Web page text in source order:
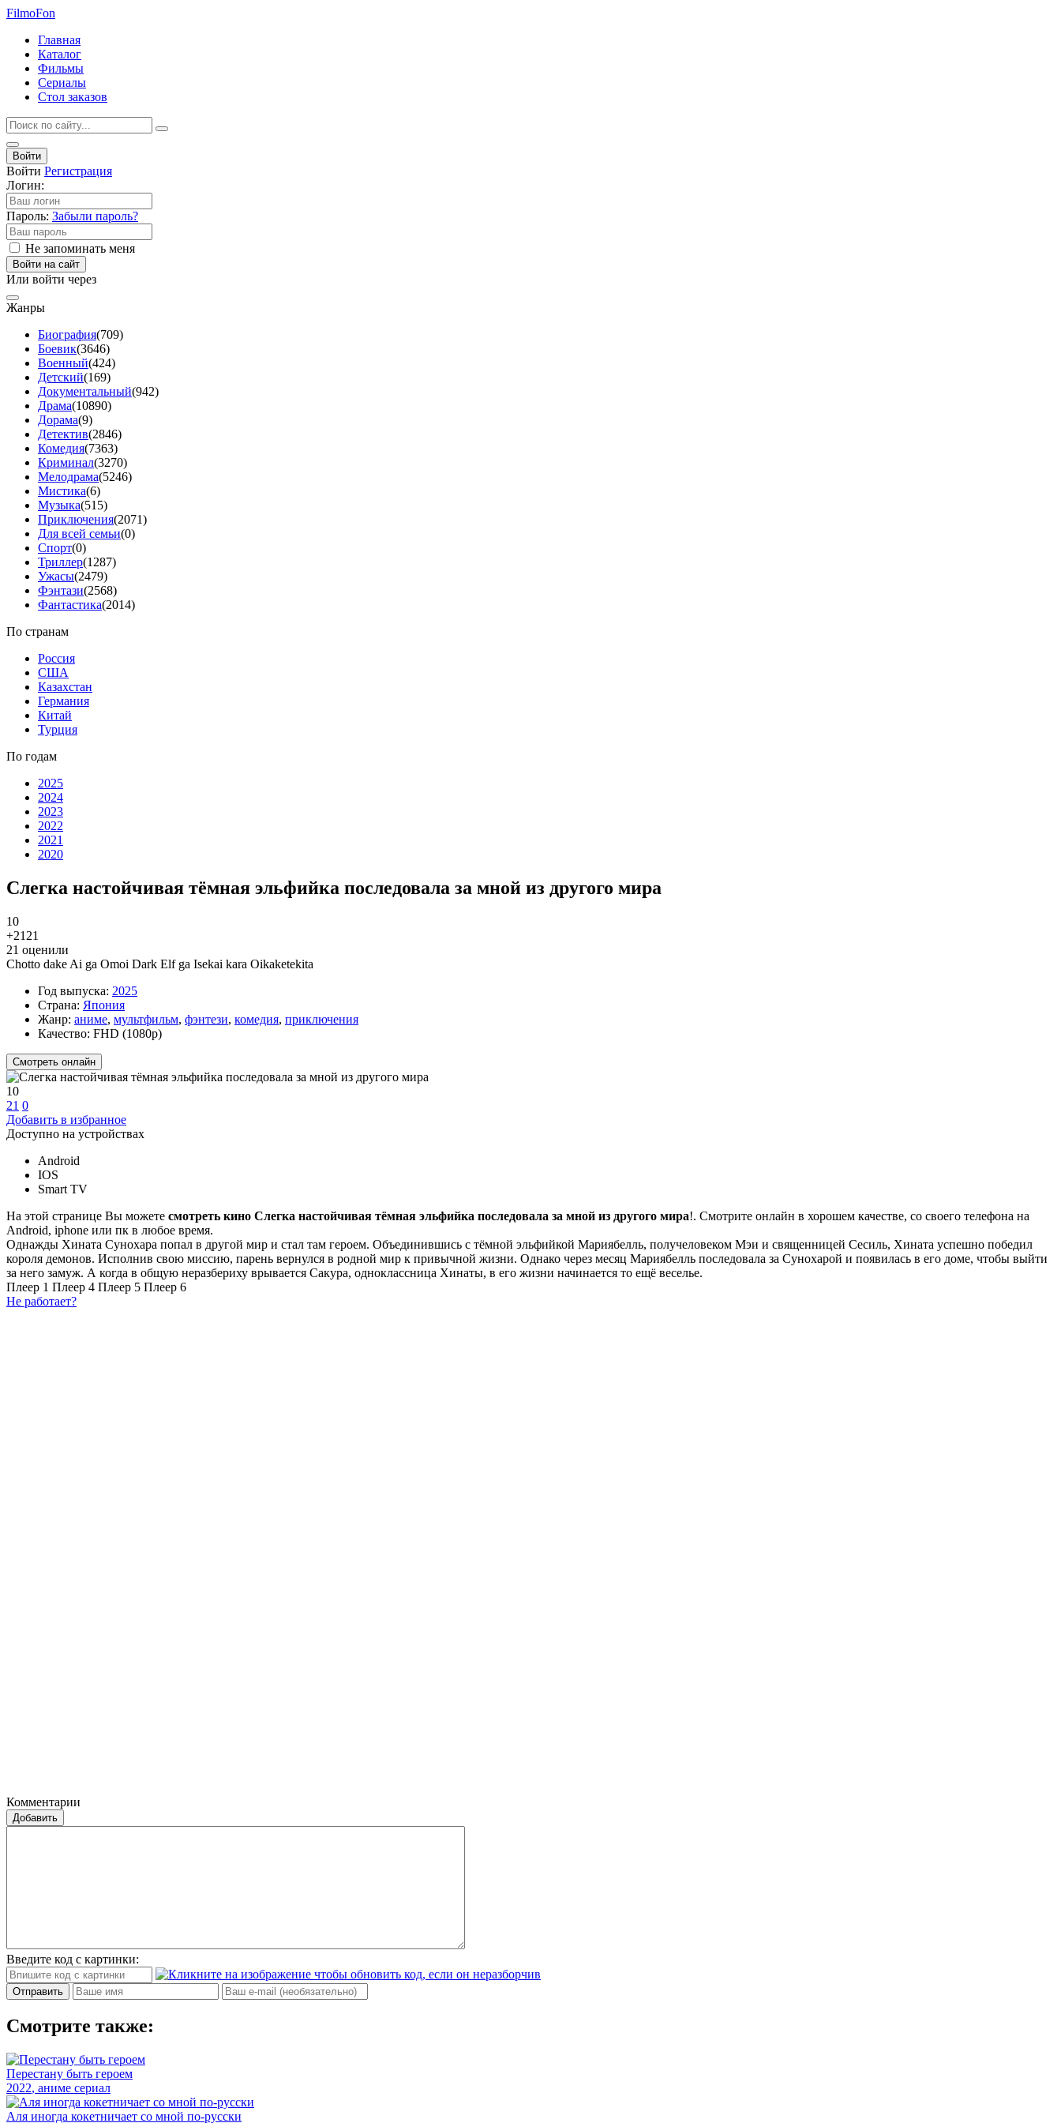
FilmoFon
Главная
Каталог
Фильмы
Сериалы
Стол заказов
Войти
Войти Регистрация
Логин:
Пароль: Забыли пароль?
Не запоминать меня
Войти на сайт
Или войти через
Жанры
Биография(709)
Боевик(3646)
Военный(424)
Детский(169)
Документальный(942)
Драма(10890)
Дорама(9)
Детектив(2846)
Комедия(7363)
Криминал(3270)
Мелодрама(5246)
Мистика(6)
Музыка(515)
Приключения(2071)
Для всей семьи(0)
Спорт(0)
Триллер(1287)
Ужасы(2479)
Фэнтази(2568)
Фантастика(2014)
По странам
Россия
США
Казахстан
Германия
Китай
Турция
По годам
2025
2024
2023
2022
2021
2020
Слегка настойчивая тёмная эльфийка последовала за мной из другого мира
10
+21 21
21 оценили
Chotto dake Ai ga Omoi Dark Elf ga Isekai kara Oikaketekita
Год выпуска: 2025
Страна: Япония
Жанр: аниме, мультфильм, фэнтези, комедия, приключения
Качество: FHD (1080p)
Смотреть онлайн
10
21 0
Добавить в избранное
Доступно на устройствах
Android
IOS
Smart TV
На этой странице Вы можете смотреть кино Слегка настойчивая тёмная эльфийка последовала за мной из другого мира!. Смотрите онлайн в хорошем качестве, со своего телефона на
Android, iphone или пк в любое время.
Однажды Хината Сунохара попал в другой мир и стал там героем. Объединившись с тёмной эльфийкой Мариябелль, получеловеком Мэи и священницей Сесиль, Хината успешно победил
короля демонов. Исполнив свою миссию, парень вернулся в родной мир к привычной жизни. Однако через месяц Мариябелль последовала за Сунохарой и появилась в его доме, чтобы выйти
за него замуж. А когда в общую неразбериху врывается Сакура, одноклассница Хинаты, в его жизни начинается то ещё веселье.
Плеер 1 Плеер 4 Плеер 5 Плеер 6
Не работает?
Комментарии
Добавить
Введите код с картинки:
Отправить
Смотрите также:
Перестану быть героем
2022, аниме сериал
Аля иногда кокетничает со мной по-русски